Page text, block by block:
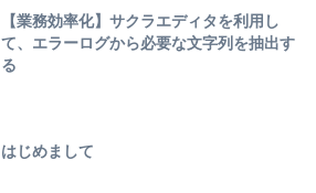
【業務効率化】サクラエディタを利用し
て、エラーログから必要な文字列を抽出す
る
はじめまして